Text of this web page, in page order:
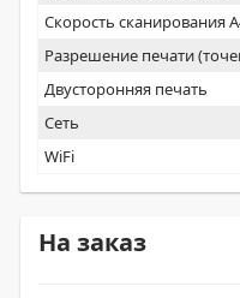
Скорость сканирования
Разрешение печати
Двусторонняя печать
Сеть
WiFi
На заказ